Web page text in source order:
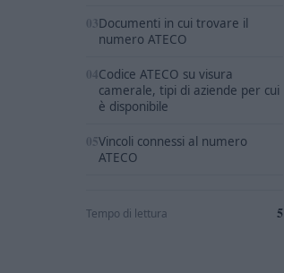
Documenti in cui trovare il
numero ATECO
Codice ATECO su visura
camerale, tipi di aziende per cui
è disponibile
Vincoli connessi al numero
ATECO
Tempo di lettura 5